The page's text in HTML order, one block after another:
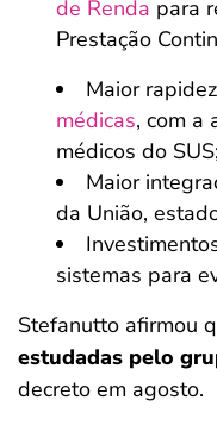
de Renda para
Prestação
Maior
médicas, com a
médicos do SUS;
Maior
da União,
sistemas para
Stefanutto afirmou
estudadas pelo
decreto em agosto.